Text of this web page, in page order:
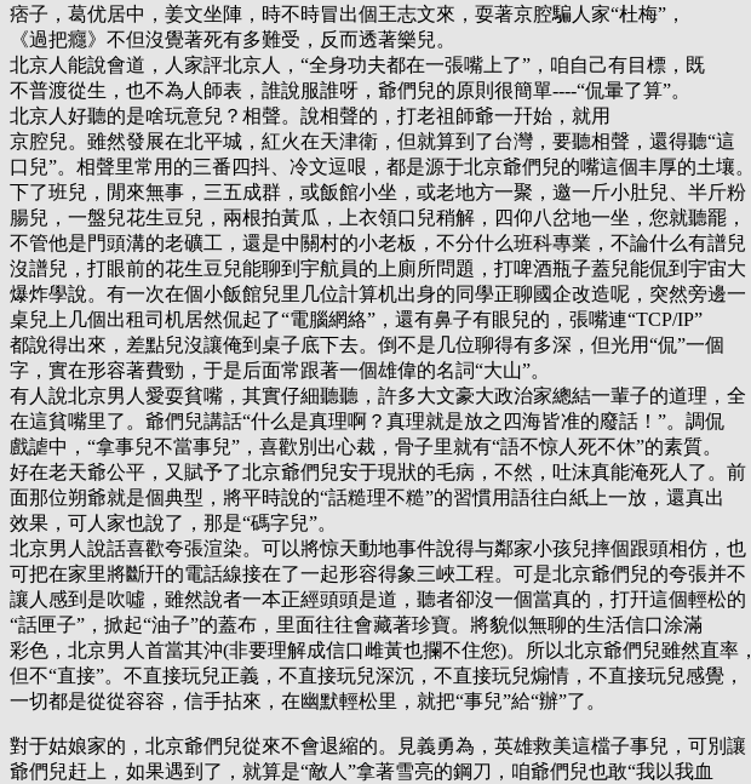
痞子，葛优居中，姜文坐陣，時不時冒出個王志文來，耍著京腔騙人家“杜梅”，
《過把癮》不但沒覺著死有多難受，反而透著樂兒。
北京人能說會道，人家評北京人，“全身功夫都在一張嘴上了”，咱自己有目標，既
不普渡從生，也不為人師表，誰說服誰呀，爺們兒的原則很簡單----“侃暈了算”。
北京人好聽的是啥玩意兒？相聲。說相聲的，打老祖師爺一幵始，就用
京腔兒。雖然發展在北平城，紅火在天津衛，但就算到了台灣，要聽相聲，還得聽“這
口兒”。相聲里常用的三番四抖、冷文逗哏，都是源于北京爺們兒的嘴這個丰厚的土壤。
下了班兒，閒來無事，三五成群，或飯館小坐，或老地方一聚，邀一斤小肚兒、半斤粉
腸兒，一盤兒花生豆兒，兩根拍黃瓜，上衣領口兒稍解，四仰八岔地一坐，您就聽罷，
不管他是門頭溝的老礦工，還是中關村的小老板，不分什么班科專業，不論什么有譜兒
沒譜兒，打眼前的花生豆兒能聊到宇航員的上廁所問題，打啤酒瓶子蓋兒能侃到宇宙大
爆炸學說。有一次在個小飯館兒里几位計算机出身的同學正聊國企改造呢，突然旁邊一
桌兒上几個出租司机居然侃起了“電腦網絡”，還有鼻子有眼兒的，張嘴連“TCP/IP”
都說得出來，差點兒沒讓俺到桌子底下去。倒不是几位聊得有多深，但光用“侃”一個
字，實在形容著費勁，于是后面常跟著一個雄偉的名詞“大山”。
有人說北京男人愛耍貧嘴，其實仔細聽聽，許多大文豪大政治家總結一輩子的道理，全
在這貧嘴里了。爺們兒講話“什么是真理啊？真理就是放之四海皆准的廢話！”。調侃
戲謔中，“拿事兒不當事兒”，喜歡別出心裁，骨子里就有“語不惊人死不休”的素質。
好在老天爺公平，又賦予了北京爺們兒安于現狀的毛病，不然，吐沫真能淹死人了。前
面那位朔爺就是個典型，將平時說的“話糙理不糙”的習慣用語往白紙上一放，還真出
效果，可人家也說了，那是“碼字兒”。
北京男人說話喜歡夸張渲染。可以將惊天動地事件說得与鄰家小孩兒摔個跟頭相仿，也
可把在家里將斷幵的電話線接在了一起形容得象三峽工程。可是北京爺們兒的夸張并不
讓人感到是吹噓，雖然說者一本正經頭頭是道，聽者卻沒一個當真的，打幵這個輕松的
“話匣子”，掀起“油子”的蓋布，里面往往會藏著珍寶。將貌似無聊的生活信口涂滿
彩色，北京男人首當其沖(非要理解成信口雌黃也攔不住您)。所以北京爺們兒雖然直率，
但不“直接”。不直接玩兒正義，不直接玩兒深沉，不直接玩兒煽情，不直接玩兒感覺，
一切都是從從容容，信手拈來，在幽默輕松里，就把“事兒”給“辦”了。
對于姑娘家的，北京爺們兒從來不會退縮的。見義勇為，英雄救美這檔子事兒，可別讓
爺們兒赶上，如果遇到了，就算是“敵人”拿著雪亮的鋼刀，咱爺們兒也敢“我以我血